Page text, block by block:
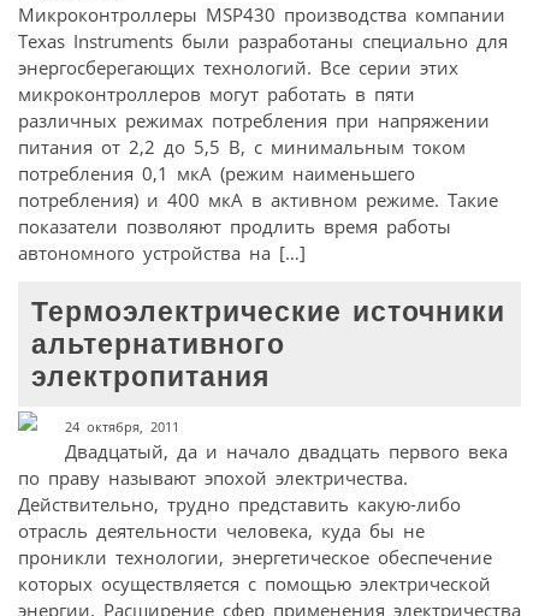
Микроконтроллеры MSP430 производства компании
Texas Instruments были разработаны специально для
энергосберегающих технологий. Все серии этих
микроконтроллеров могут работать в пяти
различных режимах потребления при напряжении
питания от 2,2 до 5,5 В, с минимальным током
потребления 0,1 мкА (режим наименьшего
потребления) и 400 мкА в активном режиме. Такие
показатели позволяют продлить время работы
автономного устройства на […]
Термоэлектрические источники
альтернативного
электропитания
24 октября, 2011
Двадцатый, да и начало двадцать первого века
по праву называют эпохой электричества.
Действительно, трудно представить какую-либо
отрасль деятельности человека, куда бы не
проникли технологии, энергетическое обеспечение
которых осуществляется с помощью электрической
энергии. Расширение сфер применения электричества